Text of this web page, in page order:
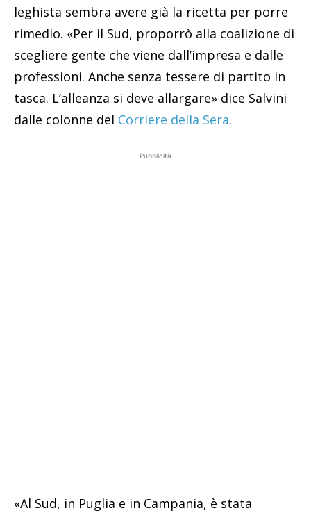
leghista sembra avere già la ricetta per porre
rimedio. «Per il Sud, proporrò alla coalizione di
scegliere gente che viene dall’impresa e dalle
professioni. Anche senza tessere di partito in
tasca. L’alleanza si deve allargare» dice Salvini
dalle colonne del Corriere della Sera.
Pubblicità
«Al Sud, in Puglia e in Campania, è stata